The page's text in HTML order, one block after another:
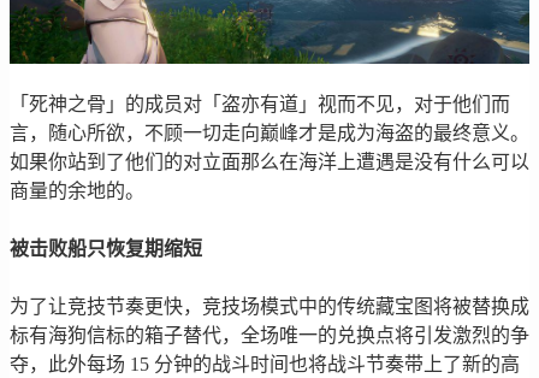
「死神之骨」的成员对「盗亦有道」视而不见，对于他们而
言，随心所欲，不顾一切走向巅峰才是成为海盗的最终意义。
如果你站到了他们的对立面那么在海洋上遭遇是没有什么可以
商量的余地的。
被击败船只恢复期缩短
为了让竞技节奏更快，竞技场模式中的传统藏宝图将被替换成
标有海狗信标的箱子替代，全场唯一的兑换点将引发激烈的争
夺，此外每场 15 分钟的战斗时间也将战斗节奏带上了新的高